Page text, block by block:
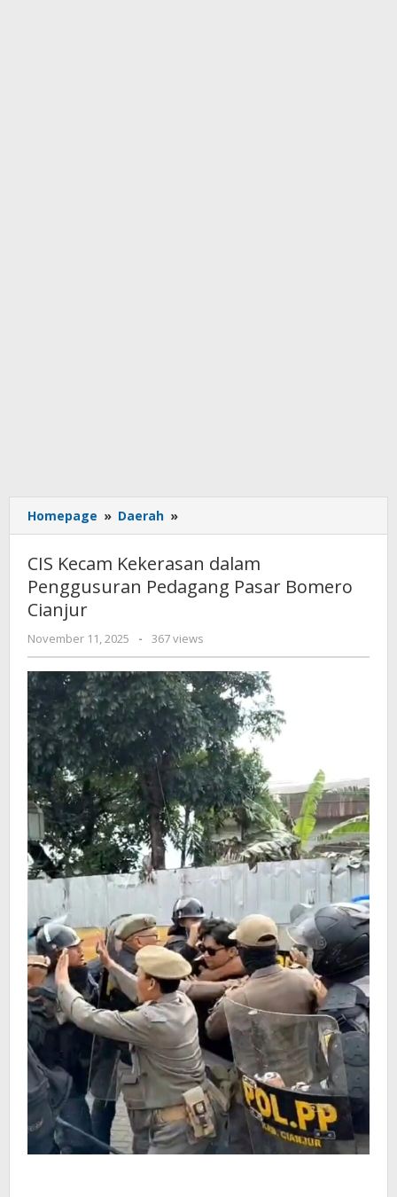
Homepage » Daerah »
Kecam
dalam
Penggusuran
Bomero
Cianjur
CIS Kecam Kekerasan dalam
Penggusuran Pedagang Pasar Bomero
Cianjur
November 11, 2025
by
admin
- 367 views